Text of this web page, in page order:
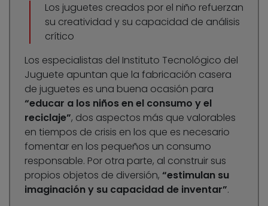
Los juguetes creados por el niño refuerzan
su creatividad y su capacidad de análisis
crítico
Los especialistas del Instituto Tecnológico del
Juguete apuntan que la fabricación casera
de juguetes es una buena ocasión para
“educar a los niños en el consumo y el
reciclaje”, dos aspectos más que valorables
en tiempos de crisis en los que es necesario
fomentar en los pequeños un consumo
responsable. Por otra parte, al construir sus
propios objetos de diversión, “estimulan su
imaginación y su capacidad de inventar”.